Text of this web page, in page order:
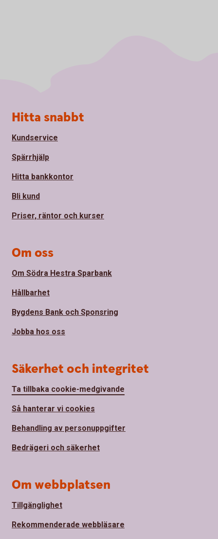
Sidfot
Hitta snabbt
Kundservice
Spärrhjälp
Hitta bankkontor
Bli kund
Priser, räntor och kurser
Om oss
Om Södra Hestra Sparbank
Hållbarhet
Bygdens Bank och Sponsring
Jobba hos oss
Säkerhet och integritet
Ta tillbaka cookie-medgivande
Så hanterar vi cookies
Behandling av personuppgifter
Bedrägeri och säkerhet
Om webbplatsen
Tillgänglighet
Rekommenderade webbläsare